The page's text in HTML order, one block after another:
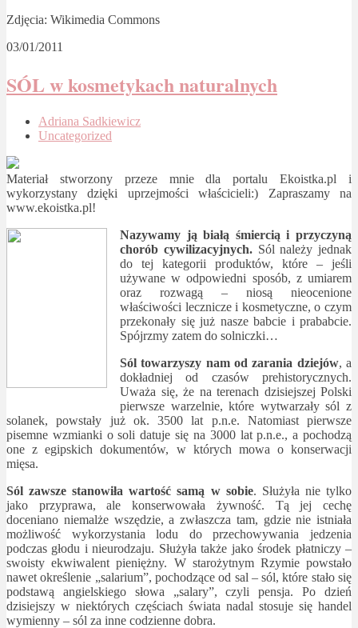
Zdjęcia: Wikimedia Commons
03/01/2011
SÓL w kosmetykach naturalnych
Adriana Sadkiewicz
Uncategorized
Materiał stworzony przeze mnie dla portalu Ekoistka.pl i
wykorzystany dzięki uprzejmości właścicieli:) Zapraszamy na
www.ekoistka.pl!
Nazywamy ją białą śmiercią i przyczyną
chorób cywilizacyjnych.Sól należy jednak
do tej kategorii produktów, które – jeśli
używane w odpowiedni sposób, z umiarem
oraz rozwagą – niosą nieocenione
właściwości lecznicze i kosmetyczne, o czym
przekonały się już nasze babcie i prababcie.
Spójrzmy zatem do solniczki…
Sól towarzyszy nam od zarania dziejów, a
dokładniej od czasów prehistorycznych.
Uważa się, że na terenach dzisiejszej Polski
pierwsze warzelnie, które wytwarzały sól z
solanek, powstały już ok. 3500 lat p.n.e. Natomiast pierwsze
pisemne wzmianki o soli datuje się na 3000 lat p.n.e., a pochodzą
one z egipskich dokumentów, w których mowa o konserwacji
mięsa.
Sól zawsze stanowiła wartość samą w sobie. Służyła nie tylko
jako przyprawa, ale konserwowała żywność. Tą jej cechę
doceniano niemalże wszędzie, a zwłaszcza tam, gdzie nie istniała
możliwość wykorzystania lodu do przechowywania jedzenia
podczas głodu i nieurodzaju. Służyła także jako środek płatniczy –
swoisty ekwiwalent pieniężny. W starożytnym Rzymie powstało
nawet określenie „salarium”, pochodzące od sal – sól, które stało się
podstawą angielskiego słowa „salary”, czyli pensja. Po dzień
dzisiejszy w niektórych częściach świata nadal stosuje się handel
wymienny – sól za inne codzienne dobra.